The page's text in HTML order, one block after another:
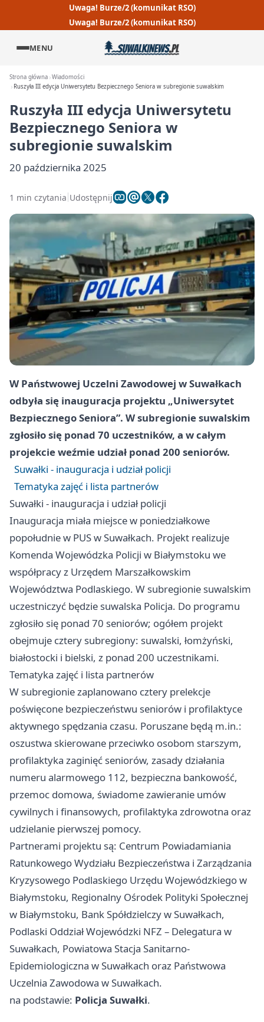
Uwaga! Burze/2 (komunikat RSO)
Uwaga! Burze/2 (komunikat RSO)
MENU
Strona główna Wiadomości
Ruszyła III edycja Uniwersytetu Bezpiecznego Seniora w subregionie suwalskim
Ruszyła III edycja Uniwersytetu
Bezpiecznego Seniora w
subregionie suwalskim
20 października 2025
1 min czytania Udostępnij
W Państwowej Uczelni Zawodowej w Suwałkach
odbyła się inauguracja projektu „Uniwersytet
Bezpiecznego Seniora”. W subregionie suwalskim
zgłosiło się ponad 70 uczestników, a w całym
projekcie weźmie udział ponad 200 seniorów.
Suwałki - inauguracja i udział policji
Tematyka zajęć i lista partnerów
Suwałki - inauguracja i udział policji
Inauguracja miała miejsce w poniedziałkowe
popołudnie w PUS w Suwałkach. Projekt realizuje
Komenda Wojewódzka Policji w Białymstoku we
współpracy z Urzędem Marszałkowskim
Województwa Podlaskiego. W subregionie suwalskim
uczestniczyć będzie suwalska Policja. Do programu
zgłosiło się ponad 70 seniorów; ogółem projekt
obejmuje cztery subregiony: suwalski, łomżyński,
białostocki i bielski, z ponad 200 uczestnikami.
Tematyka zajęć i lista partnerów
W subregionie zaplanowano cztery prelekcje
poświęcone bezpieczeństwu seniorów i profilaktyce
aktywnego spędzania czasu. Poruszane będą m.in.:
oszustwa skierowane przeciwko osobom starszym,
profilaktyka zaginięć seniorów, zasady działania
numeru alarmowego 112, bezpieczna bankowość,
przemoc domowa, świadome zawieranie umów
cywilnych i finansowych, profilaktyka zdrowotna oraz
udzielanie pierwszej pomocy.
Partnerami projektu są: Centrum Powiadamiania
Ratunkowego Wydziału Bezpieczeństwa i Zarządzania
Kryzysowego Podlaskiego Urzędu Wojewódzkiego w
Białymstoku, Regionalny Ośrodek Polityki Społecznej
w Białymstoku, Bank Spółdzielczy w Suwałkach,
Podlaski Oddział Wojewódzki NFZ – Delegatura w
Suwałkach, Powiatowa Stacja Sanitarno-
Epidemiologiczna w Suwałkach oraz Państwowa
Uczelnia Zawodowa w Suwałkach.
na podstawie: Policja Suwałki.